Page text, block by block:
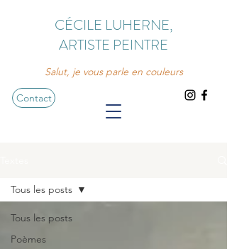
CÉCILE LUHERNE,
ARTISTE PEINTRE
Salut, je vous parle en couleurs
Contact
Tous les posts
Poèmes
Tous les posts